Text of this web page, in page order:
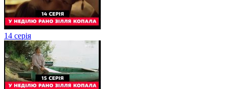
14 серія